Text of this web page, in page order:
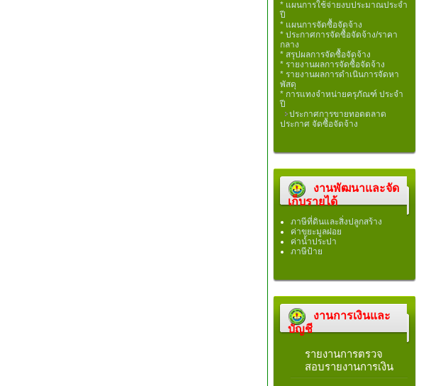
* แผนการใช้จ่ายงบประมาณประจำ
ปี
* แผนการจัดซื้อจัดจ้าง
* ประกาศการจัดซื้อจัดจ้าง/ราคา
กลาง
* สรุปผลการจัดซื้อจัดจ้าง
* รายงานผลการจัดซื้อจัดจ้าง
* รายงานผลการดำเนินการจัดหา
พัสดุ
* การแทงจำหน่ายครุภัณฑ์ ประจำ
ปี
ประกาศการขายทอดตลาด
ประกาศ จัดซื้อจัดจ้าง
งานพัฒนาและจัด
เก็บรายได้
ภาษีที่ดินและสิ่งปลูกสร้าง
ค่าขยะมูลฝอย
ค่าน้ำประปา
ภาษีป้าย
งานการเงินและ
บัญชี
รายงานการตรวจ
สอบรายงานการเงิน